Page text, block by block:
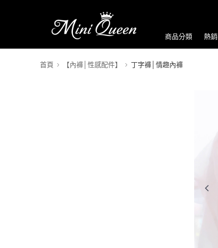
商品分類 熱
首頁 【內褲│性感配件】 丁字褲│情趣內褲